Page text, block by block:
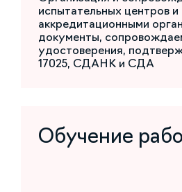
испытательных центров
аккредитационными
документы,
удостоверения,
17025, СДАНК и СДА
Обучение